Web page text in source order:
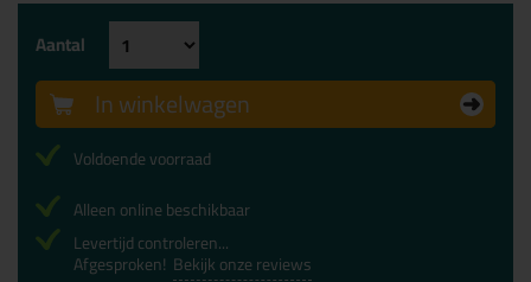
Aantal
In winkelwagen
Voldoende voorraad
Alleen online beschikbaar
Levertijd controleren...
Afgesproken! Bekijk onze reviews